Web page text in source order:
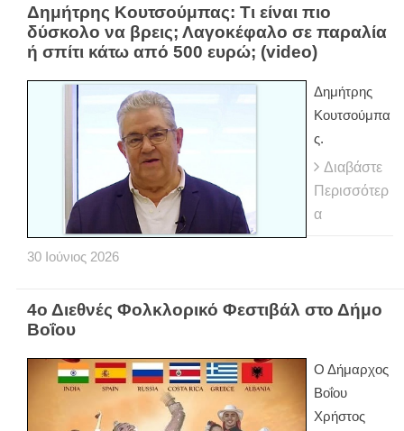
Δημήτρης Κουτσούμπας: Τι είναι πιο
δύσκολο να βρεις; Λαγοκέφαλο σε παραλία
ή σπίτι κάτω από 500 ευρώ; (video)
Δημήτρης
Κουτσούμπα
ς.
Διαβάστε
Περισσότερ
α
30 Ιούνιος 2026
4ο Διεθνές Φολκλορικό Φεστιβάλ στο Δήμο
Βοΐου
Ο Δήμαρχος
Βοΐου
Χρήστος